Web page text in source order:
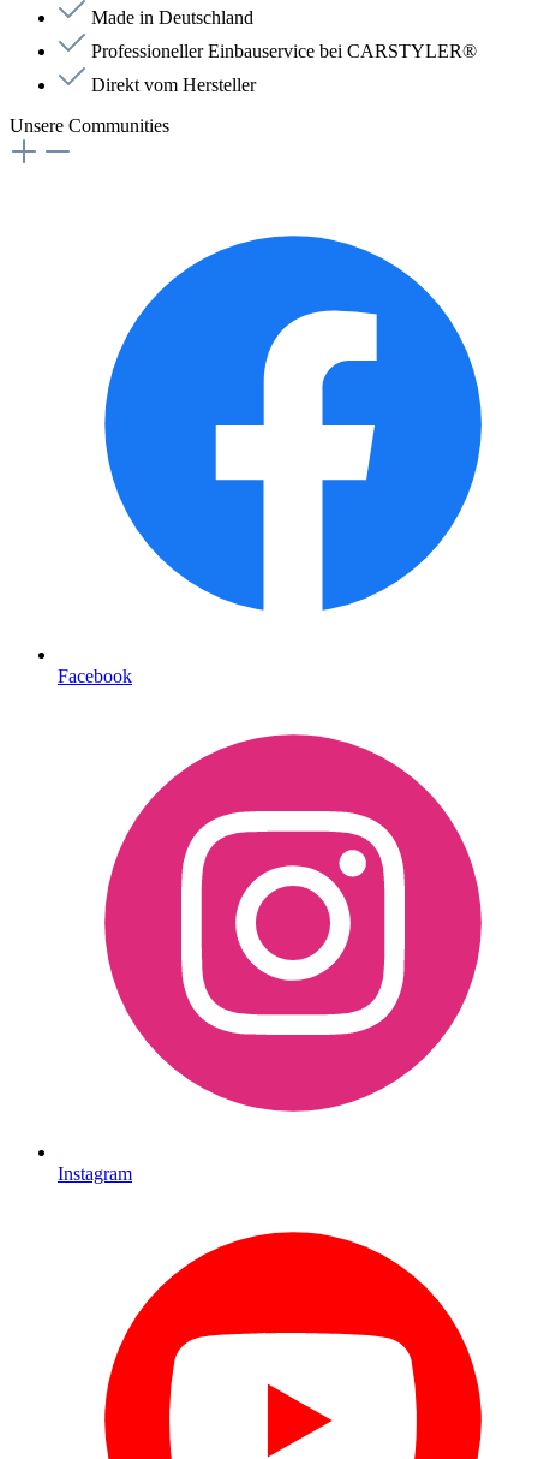
Made in Deutschland
Professioneller Einbauservice bei CARSTYLER®
Direkt vom Hersteller
Unsere Communities
Facebook
Instagram